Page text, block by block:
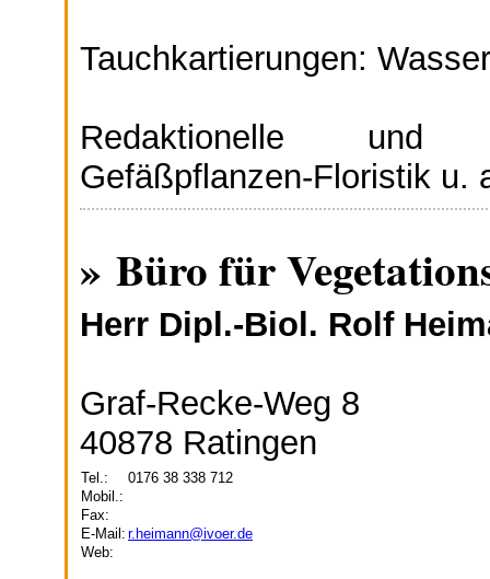
Tauchkartierungen:
Redaktionelle und
Gefäßpflanzen-Floristik u.
» Büro für
Herr Dipl.-Biol. Rolf
Graf-Recke-Weg 8
40878 Ratingen
Tel.:
0176 38 338 712
Mobil.:
Fax:
E-Mail: r.heimann@ivoer.de
Web: